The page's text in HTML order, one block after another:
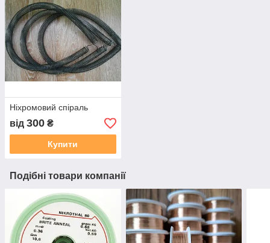
Ніхромовий спіраль
від 300 ₴
Купити
Подібні товари компанії